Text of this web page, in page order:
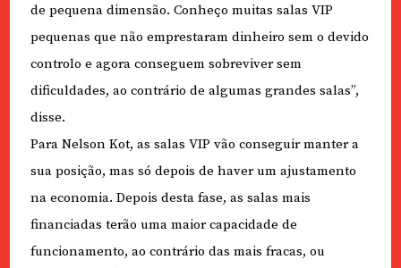
de pequena dimensão. Conheço muitas salas VIP
pequenas que não emprestaram dinheiro sem o devido
controlo e agora conseguem sobreviver sem
dificuldades, ao contrário de algumas grandes salas”,
disse.
Para Nelson Kot, as salas VIP vão conseguir manter a
sua posição, mas só depois de haver um ajustamento
na economia. Depois desta fase, as salas mais
financiadas terão uma maior capacidade de
funcionamento, ao contrário das mais fracas, ou